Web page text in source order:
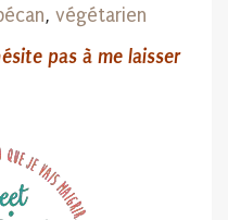
, végétarien
pas à me laisser